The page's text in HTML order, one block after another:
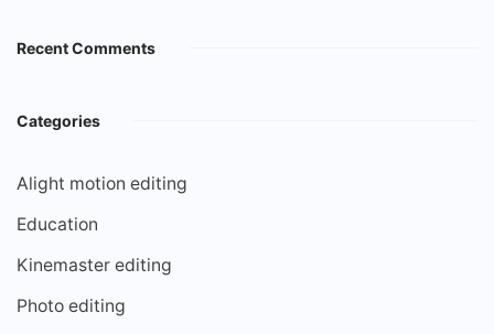
Recent Comments
Categories
Alight motion editing
Education
Kinemaster editing
Photo editing